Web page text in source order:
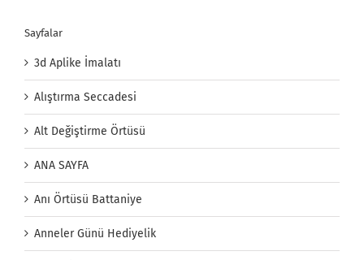
Sayfalar
3d Aplike İmalatı
Alıştırma Seccadesi
Alt Değiştirme Örtüsü
ANA SAYFA
Anı Örtüsü Battaniye
Anneler Günü Hediyelik